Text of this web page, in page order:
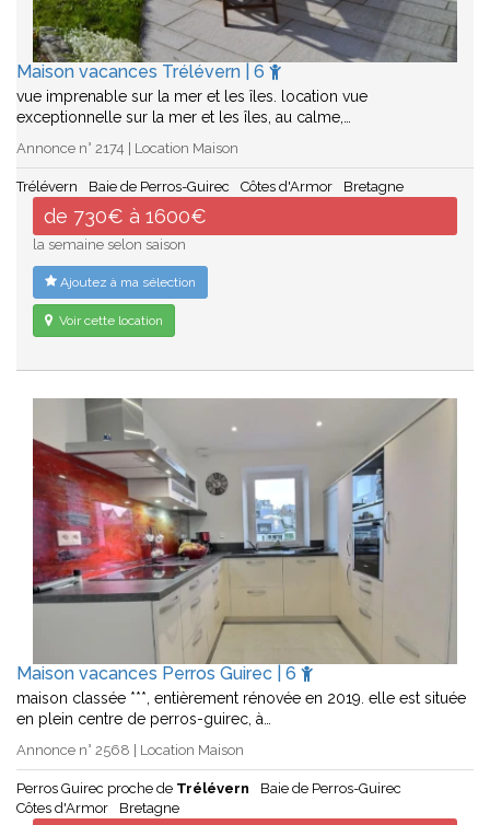
Maison vacances Trélévern | 6
vue imprenable sur la mer et les îles. location vue
exceptionnelle sur la mer et les îles, au calme,…
Annonce n° 2174 | Location Maison
Trélévern Baie de Perros-Guirec Côtes d'Armor Bretagne
de 730€ à 1600€
la semaine selon saison
Ajoutez à ma sélection
Voir cette location
Maison vacances Perros Guirec | 6
maison classée ***, entièrement rénovée en 2019. elle est située
en plein centre de perros-guirec, à…
Annonce n° 2568 | Location Maison
Perros Guirec proche de Trélévern
Baie de Perros-Guirec
Côtes d'Armor
Bretagne